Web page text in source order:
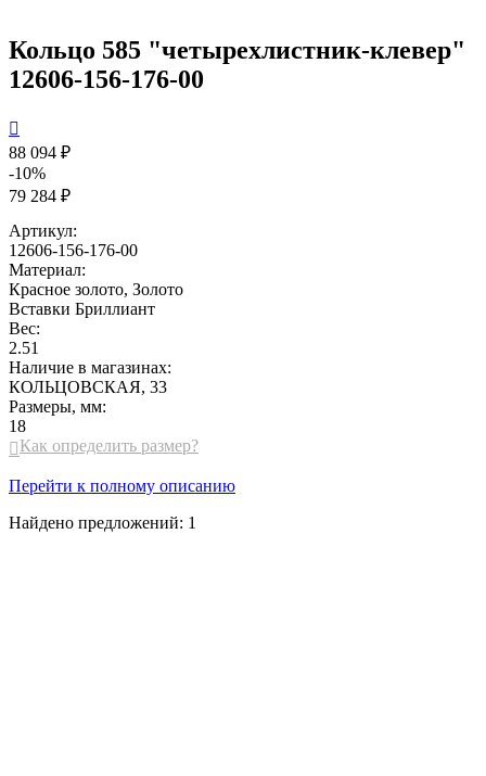
Кольцо 585 "четырехлистник-клевер"
12606-156-176-00

88 094 ₽
-10%
79 284 ₽
Артикул:
12606-156-176-00
Материал:
Красное золото, Золото
Вставки Бриллиант
Вес:
2.51
Наличие в магазинах:
КОЛЬЦОВСКАЯ, 33
Размеры, мм:
18
 Как определить размер?
Перейти к полному описанию
Найдено предложений: 1